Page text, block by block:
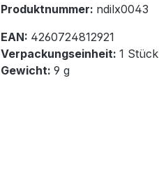
Produktnummer: ndilx0043
EAN: 4260724812921
Verpackungseinheit: 1 Stück
Gewicht: 9 g